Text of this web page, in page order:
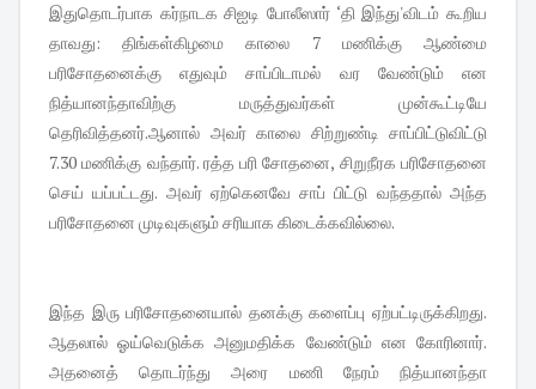
இதுதொடர்பாக கர்நாடக சிஐடி போலீஸார் ‘தி இந்து'விடம் கூறிய
தாவது: திங்கள்கிழமை காலை 7 மணிக்கு ஆண்மை
பரிசோதனைக்கு எதுவும் சாப்பிடாமல் வர வேண்டும் என
நித்யானந்தாவிற்கு மருத்துவர்கள் முன்கூட்டியே
தெரிவித்தனர்.ஆனால் அவர் காலை சிற்றுண்டி சாப்பிட்டுவிட்டு
7.30 மணிக்கு வந்தார். ரத்த பரி சோதனை, சிறுநீரக பரிசோதனை
செய் யப்பட்டது. அவர் ஏற்கெனவே சாப் பிட்டு வந்ததால் அந்த
பரிசோதனை முடிவுகளும் சரியாக கிடைக்கவில்லை.
இந்த இரு பரிசோதனையால் தனக்கு களைப்பு ஏற்பட்டிருக்கிறது.
ஆதலால் ஓய்வெடுக்க அனுமதிக்க வேண்டும் என கோரினார்.
அதனைத் தொடர்ந்து அரை மணி நேரம் நித்யானந்தா